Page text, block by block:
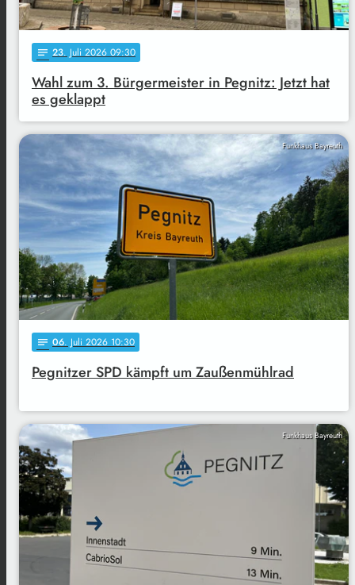
notes 23. Juli 2026 09:30
Wahl zum 3. Bürgermeister in Pegnitz: Jetzt hat
es geklappt
Funkhaus Bayreuth
notes 06. Juli 2026 10:30
Pegnitzer SPD kämpft um Zaußenmühlrad
Funkhaus Bayreuth